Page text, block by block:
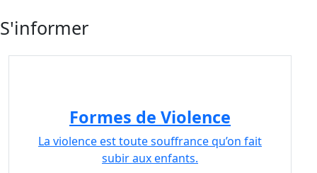
S'informer
Formes de Violence
La violence est toute souffrance qu’on fait
subir aux enfants.